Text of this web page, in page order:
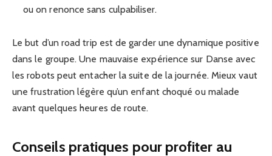
ou on renonce sans culpabiliser.
Le but d’un road trip est de garder une dynamique positive
dans le groupe. Une mauvaise expérience sur Danse avec
les robots peut entacher la suite de la journée. Mieux vaut
une frustration légère qu’un enfant choqué ou malade
avant quelques heures de route.
Conseils pratiques pour profiter au